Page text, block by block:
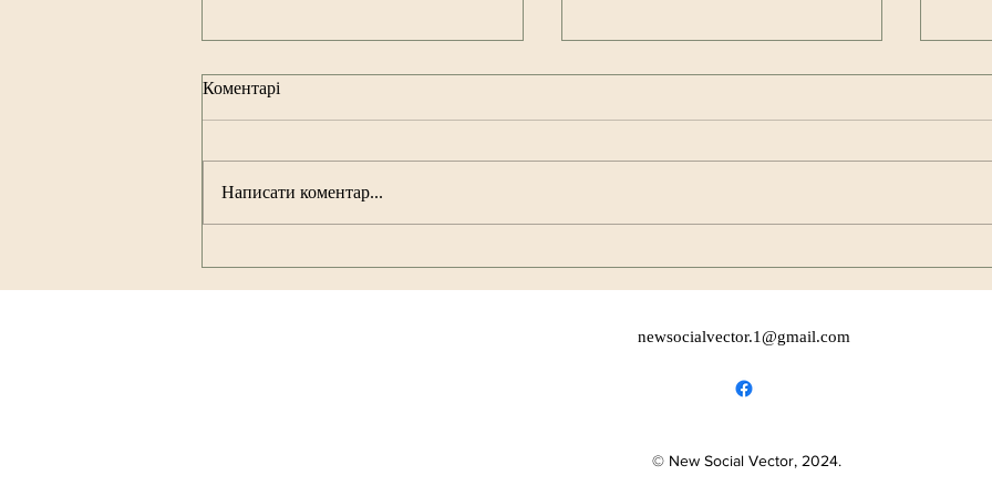
Коментарі
Написати коментар...
newsocialvector.1@gmail.com
© New Social Vector, 2024.